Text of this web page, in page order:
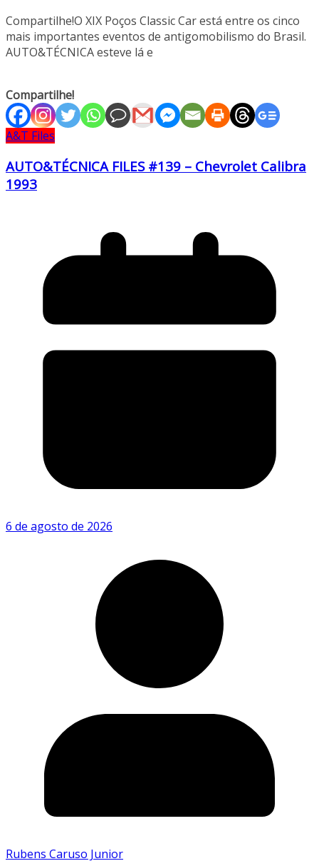
Compartilhe!O XIX Poços Classic Car está entre os cinco
mais importantes eventos de antigomobilismo do Brasil.
AUTO&TÉCNICA esteve lá e
Compartilhe!
A&T Files
AUTO&TÉCNICA FILES #139 – Chevrolet Calibra
1993
6 de agosto de 2026
Rubens Caruso Junior